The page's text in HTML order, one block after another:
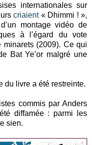
internationales sur
criaient« Dhimmi ! »,
montage vidéo de
à l’égard du vote
(2009). Ce qui
Bat Ye’or malgré une
du livre a été restreinte.
commis par Anders
diffamée : parmi les
sien.